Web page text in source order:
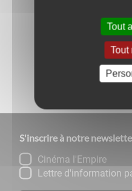
Retour
S'inscrire à notre
Cinéma l'Empire
Lettre d'information
Tout
Tout